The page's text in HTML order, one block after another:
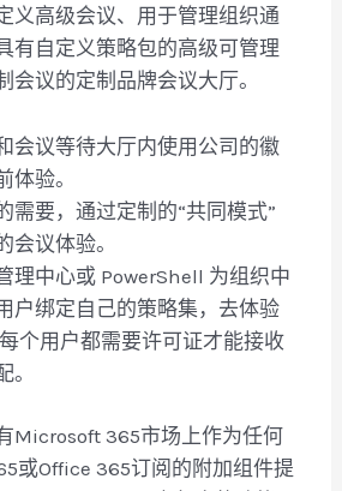
义高级会议、用于管理组织通
有自定义策略包的高级可管理
会议的定制品牌会议大厅。
会议等待大厅内使用公司的徽
体验。
需要，通过定制的“共同模式”
会议体验。
理中心或 PowerShell 为组织中
户绑定自己的策略集，去体验
个用户都需要许可证才能接收
。
Microsoft 365市场上作为任何
或Office 365订阅的附加组件提